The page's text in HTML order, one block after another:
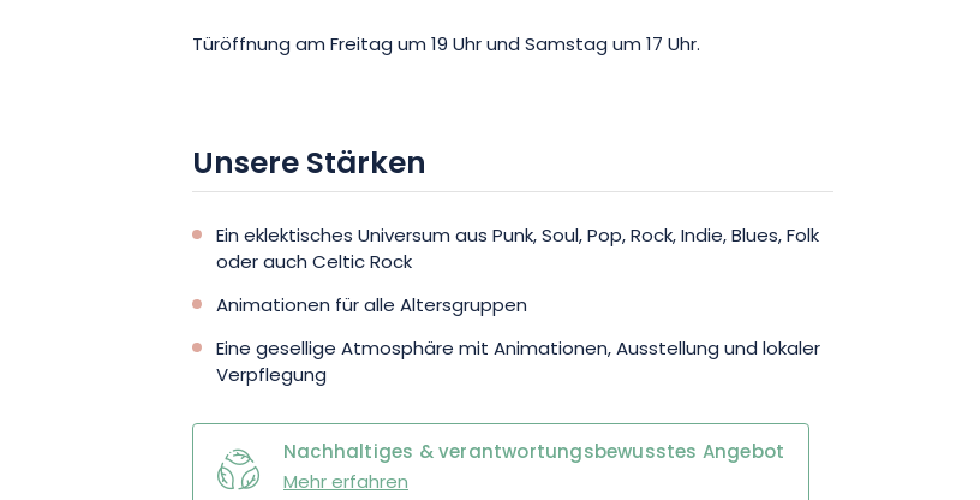
Türöffnung am Freitag um 19 Uhr und Samstag um 17 Uhr.
Unsere Stärken
Ein eklektisches Universum aus Punk, Soul, Pop, Rock, Indie, Blues, Folk
oder auch Celtic Rock
Animationen für alle Altersgruppen
Eine gesellige Atmosphäre mit Animationen, Ausstellung und lokaler
Verpflegung
Nachhaltiges & verantwortungsbewusstes Angebot
Mehr erfahren